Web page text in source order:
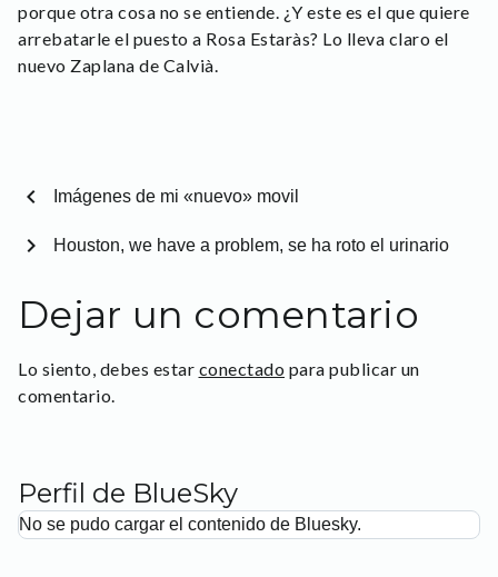
porque otra cosa no se entiende. ¿Y este es el que quiere
arrebatarle el puesto a Rosa Estaràs? Lo lleva claro el
nuevo Zaplana de Calvià.
chevron_left Imágenes de mi «nuevo» movil
Houston, we have a problem, se ha roto el urinario
chevron_right
Dejar un comentario
Lo siento, debes estar conectado para publicar un
comentario.
Perfil de BlueSky
No se pudo cargar el contenido de Bluesky.